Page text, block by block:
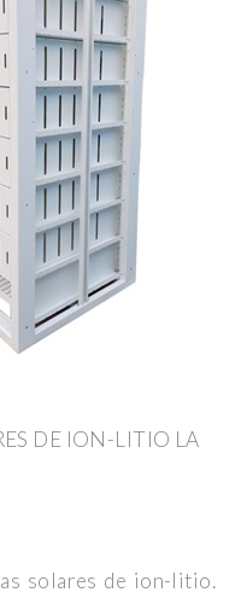
DE ION-LITIO LA
solares de ion-litio.